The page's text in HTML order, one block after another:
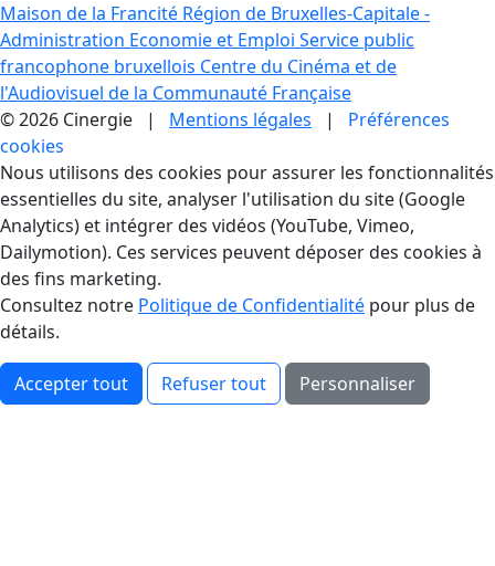
Maison de la Francité Région de Bruxelles-Capitale -
Administration Economie et Emploi Service public
francophone bruxellois Centre du Cinéma et de
l'Audiovisuel de la Communauté Française
© 2026 Cinergie | Mentions légales | Préférences
cookies
Gestion des Cookies
Nous utilisons des cookies pour assurer les fonctionnalités
essentielles du site, analyser l'utilisation du site (Google
Analytics) et intégrer des vidéos (YouTube, Vimeo,
Dailymotion). Ces services peuvent déposer des cookies à
des fins marketing.
Consultez notre Politique de Confidentialité pour plus de
détails.
Accepter tout Refuser tout Personnaliser